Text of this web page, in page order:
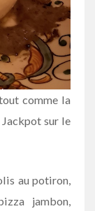
comme la
sur le
au potiron,
jambon,